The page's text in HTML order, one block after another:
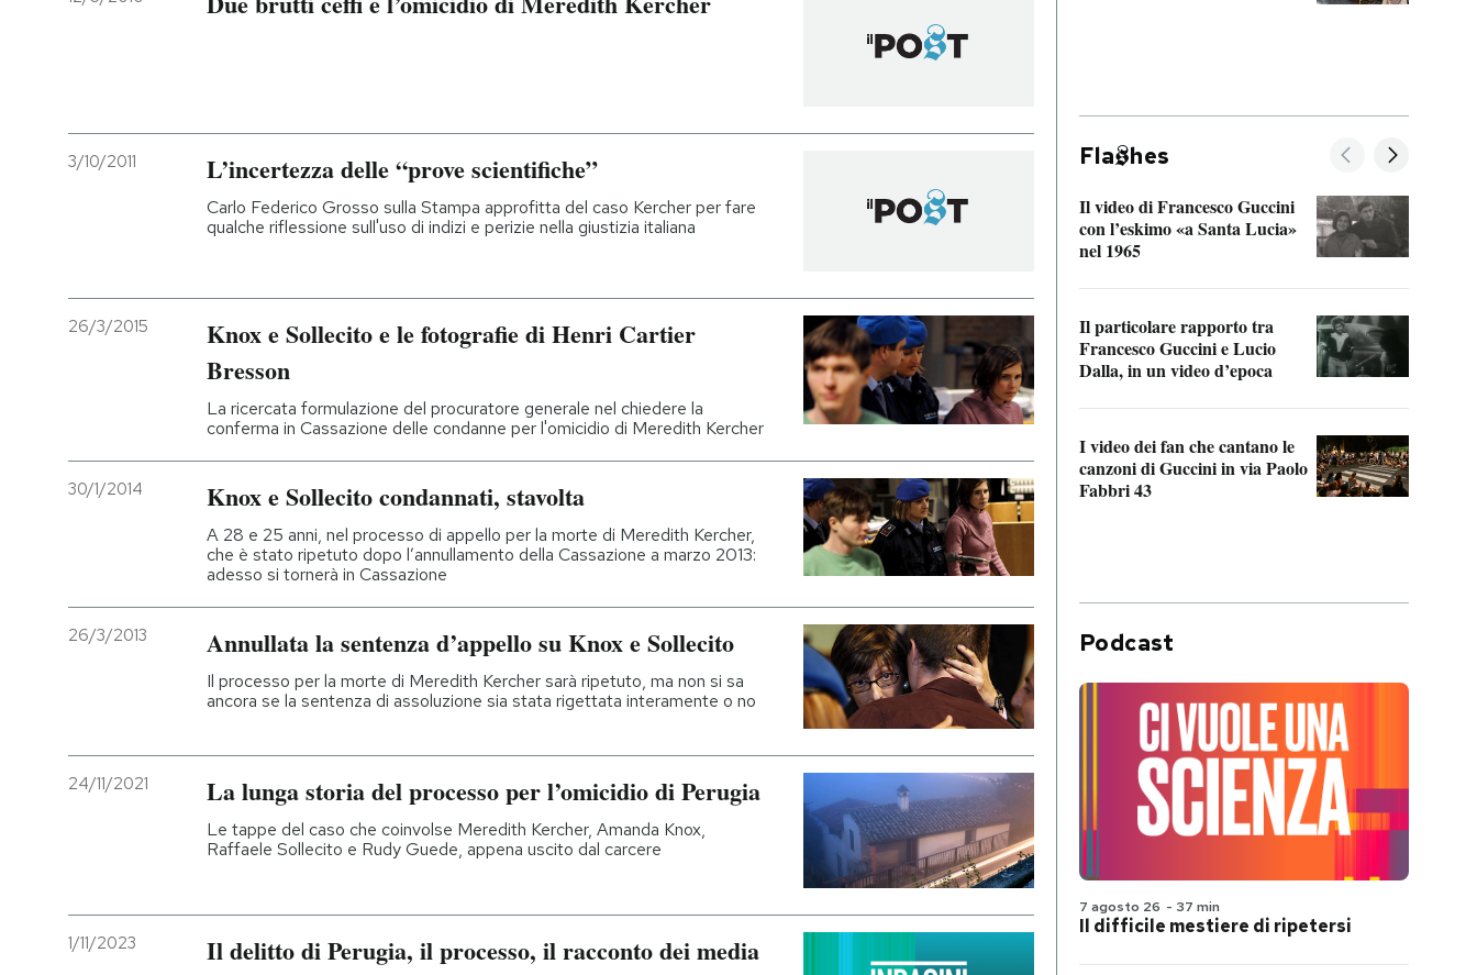
CALENDARIO
Entra
3/10/2011 L’incertezza delle “prove scientifiche”
Carlo Federico Grosso sulla Stampa approfitta del caso Kercher per fare
qualche riflessione sull'uso di indizi e perizie nella giustizia italiana
26/3/2015
Knox e Sollecito e le fotografie di Henri Cartier
Bresson
La ricercata formulazione del procuratore generale nel chiedere la
conferma in Cassazione delle condanne per l'omicidio di Meredith Kercher
30/1/2014 Knox e Sollecito condannati, stavolta
A 28 e 25 anni, nel processo di appello per la morte di Meredith Kercher,
che è stato ripetuto dopo l’annullamento della Cassazione a marzo 2013:
adesso si tornerà in Cassazione
26/3/2013 Annullata la sentenza d’appello su Knox e Sollecito
Il processo per la morte di Meredith Kercher sarà ripetuto, ma non si sa
ancora se la sentenza di assoluzione sia stata rigettata interamente o no
24/11/2021 La lunga storia del processo per l’omicidio di Perugia
Le tappe del caso che coinvolse Meredith Kercher, Amanda Knox,
Raffaele Sollecito e Rudy Guede, appena uscito dal carcere
1/11/2023 Il delitto di Perugia, il processo, il racconto dei media
Fla hes
Il video di Francesco Guccini
con l’eskimo «a Santa Lucia»
nel 1965
Il particolare rapporto tra
Francesco Guccini e Lucio
Dalla, in un video d’epoca
I video dei fan che cantano le
canzoni di Guccini in via Paolo
Fabbri 43
Podcast
7 agosto 26 - 37 min
Il difficile mestiere di ripetersi